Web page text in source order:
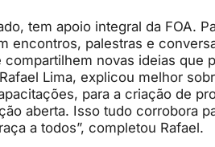
tem apoio integral da FOA.
encontros, palestras e
novas ideias que
Lima, explicou melhor
para a criação de
aberta. Isso tudo corrobora
a todos”, completou Rafael.